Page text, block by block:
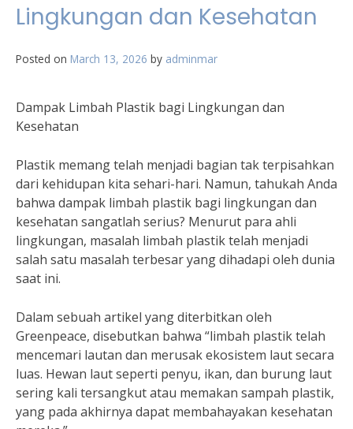
Lingkungan dan Kesehatan
Posted on March 13, 2026 by adminmar
Dampak Limbah Plastik bagi Lingkungan dan
Kesehatan
Plastik memang telah menjadi bagian tak terpisahkan
dari kehidupan kita sehari-hari. Namun, tahukah Anda
bahwa dampak limbah plastik bagi lingkungan dan
kesehatan sangatlah serius? Menurut para ahli
lingkungan, masalah limbah plastik telah menjadi
salah satu masalah terbesar yang dihadapi oleh dunia
saat ini.
Dalam sebuah artikel yang diterbitkan oleh
Greenpeace, disebutkan bahwa “limbah plastik telah
mencemari lautan dan merusak ekosistem laut secara
luas. Hewan laut seperti penyu, ikan, dan burung laut
sering kali tersangkut atau memakan sampah plastik,
yang pada akhirnya dapat membahayakan kesehatan